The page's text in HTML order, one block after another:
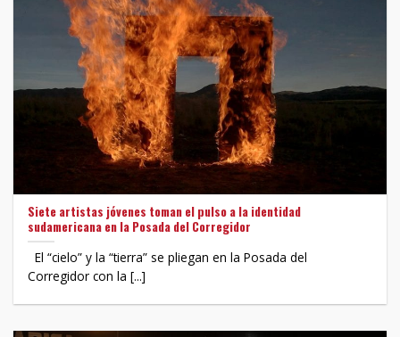
Siete artistas jóvenes toman el pulso a la identidad
sudamericana en la Posada del Corregidor
El “cielo” y la “tierra” se pliegan en la Posada del
Corregidor con la [...]